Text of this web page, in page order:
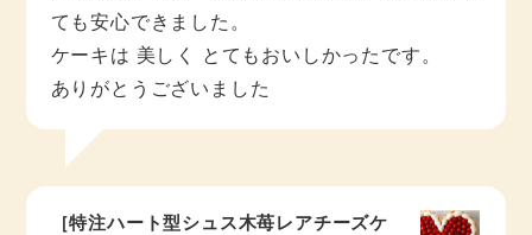
ても安心できました。
ケーキは 美しく とてもおいしかったです。
ありがとうございました
［特注ハート型シュス木苺レアチーズケ